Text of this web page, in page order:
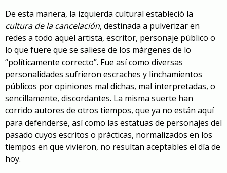
De esta manera, la izquierda cultural estableció la
cultura de la cancelación, destinada a pulverizar en
redes a todo aquel artista, escritor, personaje público o
lo que fuere que se saliese de los márgenes de lo
“políticamente correcto”. Fue así como diversas
personalidades sufrieron escraches y linchamientos
públicos por opiniones mal dichas, mal interpretadas, o
sencillamente, discordantes. La misma suerte han
corrido autores de otros tiempos, que ya no están aquí
para defenderse, así como las estatuas de personajes del
pasado cuyos escritos o prácticas, normalizados en los
tiempos en que vivieron, no resultan aceptables el día de
hoy.